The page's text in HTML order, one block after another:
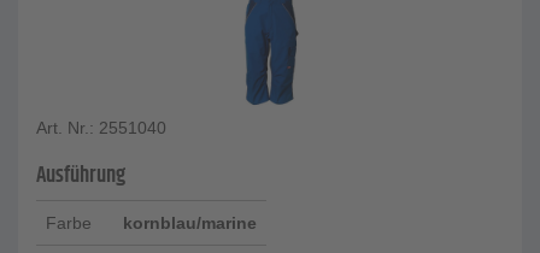
Art. Nr.: 2551040
Ausführung
Farbe kornblau/marine